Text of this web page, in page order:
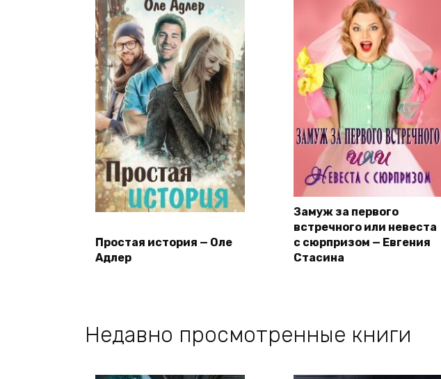
Простая история — Оле
Адлер
Замуж за первого
встречного или невеста
с сюрпризом — Евгения
Стасина
Недавно просмотренные книги